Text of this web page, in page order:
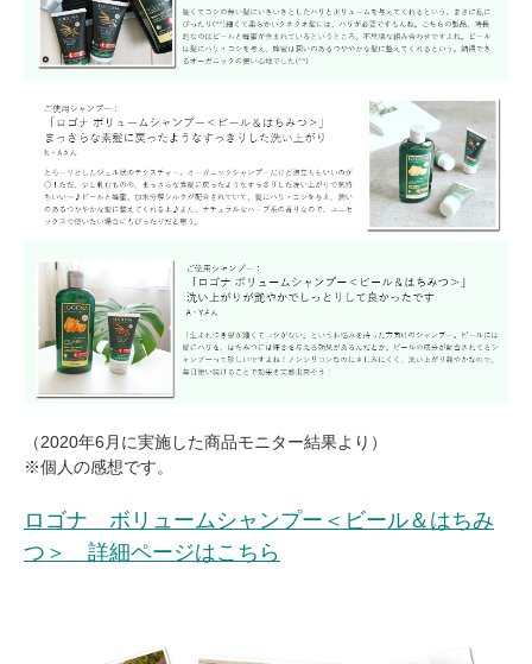
（2020年6月に実施した商品モニター結果より）
※個人の感想です。
ロゴナ ボリュームシャンプー＜ビール＆はちみ
つ＞ 詳細ページはこちら